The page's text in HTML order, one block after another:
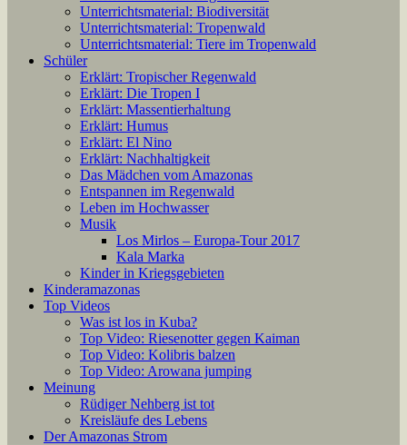
Unterrichtsmaterial: Biodiversität
Unterrichtsmaterial: Tropenwald
Unterrichtsmaterial: Tiere im Tropenwald
Schüler
Erklärt: Tropischer Regenwald
Erklärt: Die Tropen I
Erklärt: Massentierhaltung
Erklärt: Humus
Erklärt: El Nino
Erklärt: Nachhaltigkeit
Das Mädchen vom Amazonas
Entspannen im Regenwald
Leben im Hochwasser
Musik
Los Mirlos – Europa-Tour 2017
Kala Marka
Kinder in Kriegsgebieten
Kinderamazonas
Top Videos
Was ist los in Kuba?
Top Video: Riesenotter gegen Kaiman
Top Video: Kolibris balzen
Top Video: Arowana jumping
Meinung
Rüdiger Nehberg ist tot
Kreisläufe des Lebens
Der Amazonas Strom